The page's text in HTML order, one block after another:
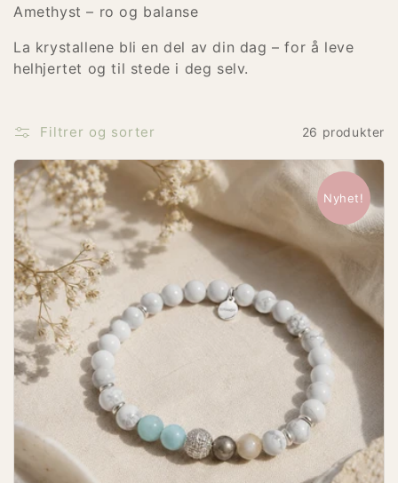
Amethyst – ro og balanse
La krystallene bli en del av din dag – for å leve
helhjertet og til stede i deg selv.
Filtrer og sorter 26 produkter
Nyhet!